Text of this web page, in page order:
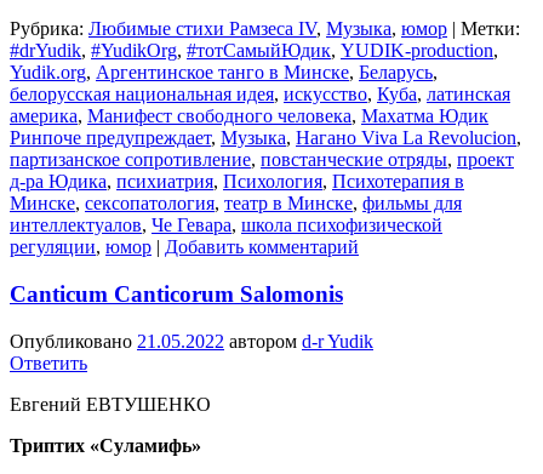
Рубрика: Любимые стихи Рамзеса IV, Музыка, юмор | Метки:
#‎drYudik, #YudikOrg, #тотСамыйЮдик, YUDIK-production,
Yudik.org, Аргентинское танго в Минске, Беларусь,
белорусская национальная идея, искусство, Куба, латинская
америка, Манифест свободного человека, Махатма Юдик
Ринпоче предупреждает, Музыка, Нагано Viva La Revolucion,
партизанское сопротивление, повстанческие отряды, проект
д-ра Юдика, психиатрия, Психология, Психотерапия в
Минске, сексопатология, театр в Минске, фильмы для
интеллектуалов, Че Гевара, школа психофизической
регуляции, юмор | Добавить комментарий
Canticum Canticorum Salomonis
Опубликовано 21.05.2022 автором d-r Yudik
Ответить
Евгений ЕВТУШЕНКО
Триптих «Суламифь»